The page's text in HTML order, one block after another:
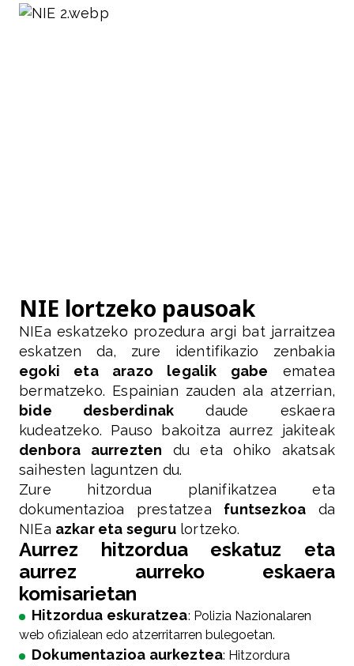
NIE lortzeko pausoak
NIEa eskatzeko prozedura argi bat jarraitzea
eskatzen da, zure identifikazio zenbakia
egoki eta arazo legalik gabe ematea
bermatzeko. Espainian zauden ala atzerrian,
bide desberdinak daude eskaera
kudeatzeko. Pauso bakoitza aurrez jakiteak
denbora aurrezten du eta ohiko akatsak
saihesten laguntzen du.
Zure hitzordua planifikatzea eta
dokumentazioa prestatzea funtsezkoa da
NIEa azkar eta segurulortzeko.
Aurrez hitzordua eskatuz eta
aurrez aurreko eskaera
komisarietan
Hitzordua eskuratzea: Polizia Nazionalaren
web ofizialean edo atzerritarren bulegoetan.
Dokumentazioa aurkeztea: Hitzordura